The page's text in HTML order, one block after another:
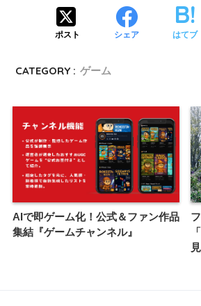
ポスト シェア はてブ
CATEGORY : ゲーム
AIで即ゲーム化！公式＆ファン作品
集結『ゲームチャンネル』